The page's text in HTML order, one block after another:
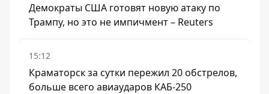
Демократы США готовят новую атаку по
Трампу, но это не импичмент – Reuters
15:12
Краматорск за сутки пережил 20 обстрелов,
больше всего авиаударов КАБ-250